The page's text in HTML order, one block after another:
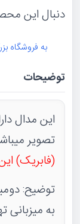
دنبال این
به فروشگاه
توضیحات
این مدال
تصویر
(فابریک)
توضیح: